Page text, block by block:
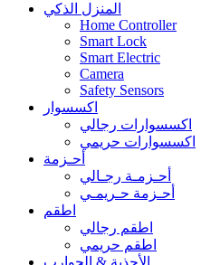
المنزل الذكي
Home Controller
Smart Lock
Smart Electric
Camera
Safety Sensors
اكسسوار
اكسسوارات رجالي
اكسسوارات حريمي
أحـزمة
أحـزمـة رجـالي
أحـزمة حـريمـي
اطقم
اطقم رجالي
اطقم حريمي
الأحذية & الجوارب